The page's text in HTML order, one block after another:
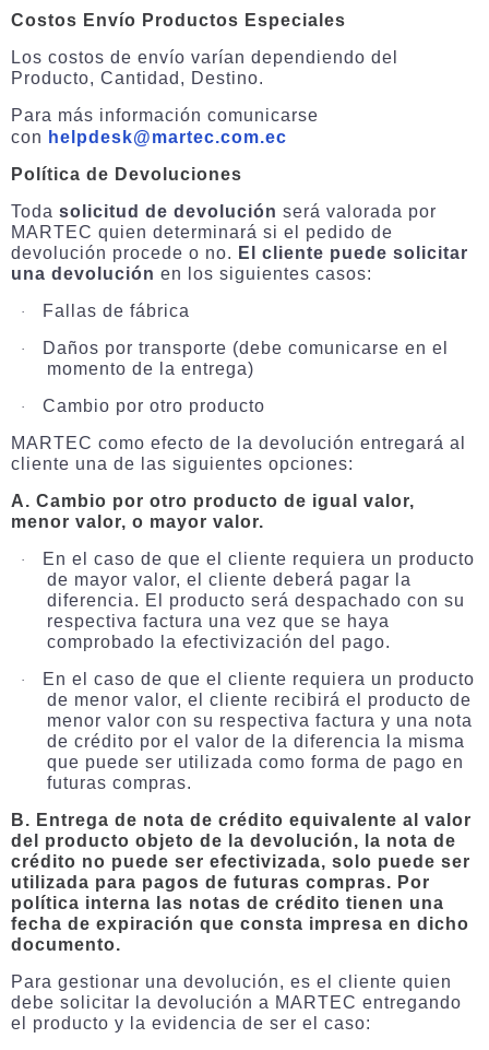
Costos Envío Productos Especiales
Los costos de envío varían dependiendo del
Producto, Cantidad, Destino.
Para más información comunicarse
con helpdesk@martec.com.ec
Política de Devoluciones
Toda solicitud de devolución será valorada por
MARTEC quien determinará si el pedido de
devolución procede o no. El cliente puede solicitar
una devolución en los siguientes casos:
· Fallas de fábrica
·
Daños por transporte (debe comunicarse en el
momento de la entrega)
·
Cambio por otro producto
MARTEC como efecto de la devolución entregará al
cliente una de las siguientes opciones:
A. Cambio por otro producto de igual valor,
menor valor, o mayor valor.
·
En el caso de que el cliente requiera un producto
de mayor valor, el cliente deberá pagar la
diferencia. El producto será despachado con su
respectiva factura una vez que se haya
comprobado la efectivización del pago.
·
En el caso de que el cliente requiera un producto
de menor valor, el cliente recibirá el producto de
menor valor con su respectiva factura y una nota
de crédito por el valor de la diferencia la misma
que puede ser utilizada como forma de pago en
futuras compras.
B. Entrega de nota de crédito equivalente al valor
del producto objeto de la devolución, la nota de
crédito no puede ser efectivizada, solo puede ser
utilizada para pagos de futuras compras. Por
política interna las notas de crédito tienen una
fecha de expiración que consta impresa en dicho
documento.
Para gestionar una devolución, es el cliente quien
debe solicitar la devolución a MARTEC entregando
el producto y la evidencia de ser el caso: